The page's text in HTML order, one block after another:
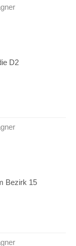
D2
Bezirk 15